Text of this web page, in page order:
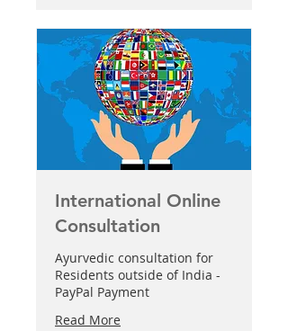
International Online
Consultation
Ayurvedic consultation for
Residents outside of India -
PayPal Payment
Read More